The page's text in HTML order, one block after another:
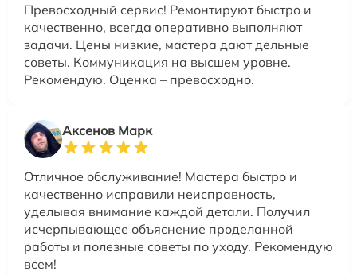
Превосходный сервис! Ремонтируют быстро и
качественно, всегда оперативно выполняют
задачи. Цены низкие, мастера дают дельные
советы. Коммуникация на высшем уровне.
Рекомендую. Оценка – превосходно.
Аксенов Марк
Отличное обслуживание! Мастера быстро и
качественно исправили неисправность,
уделывая внимание каждой детали. Получил
исчерпывающее объяснение проделанной
работы и полезные советы по уходу. Рекомендую
всем!